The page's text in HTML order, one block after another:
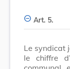
Art. 5.
Le syndicat
le chiffre